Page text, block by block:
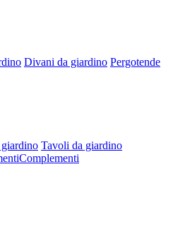
Divani da giardino Pergotende
giardino Tavoli da giardino
Complementi